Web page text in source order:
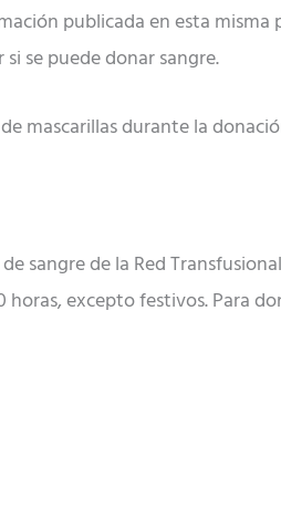
publicada en esta
se puede donar sangre.
mascarillas durante la
sangre de la Red
horas, excepto festivos. Para